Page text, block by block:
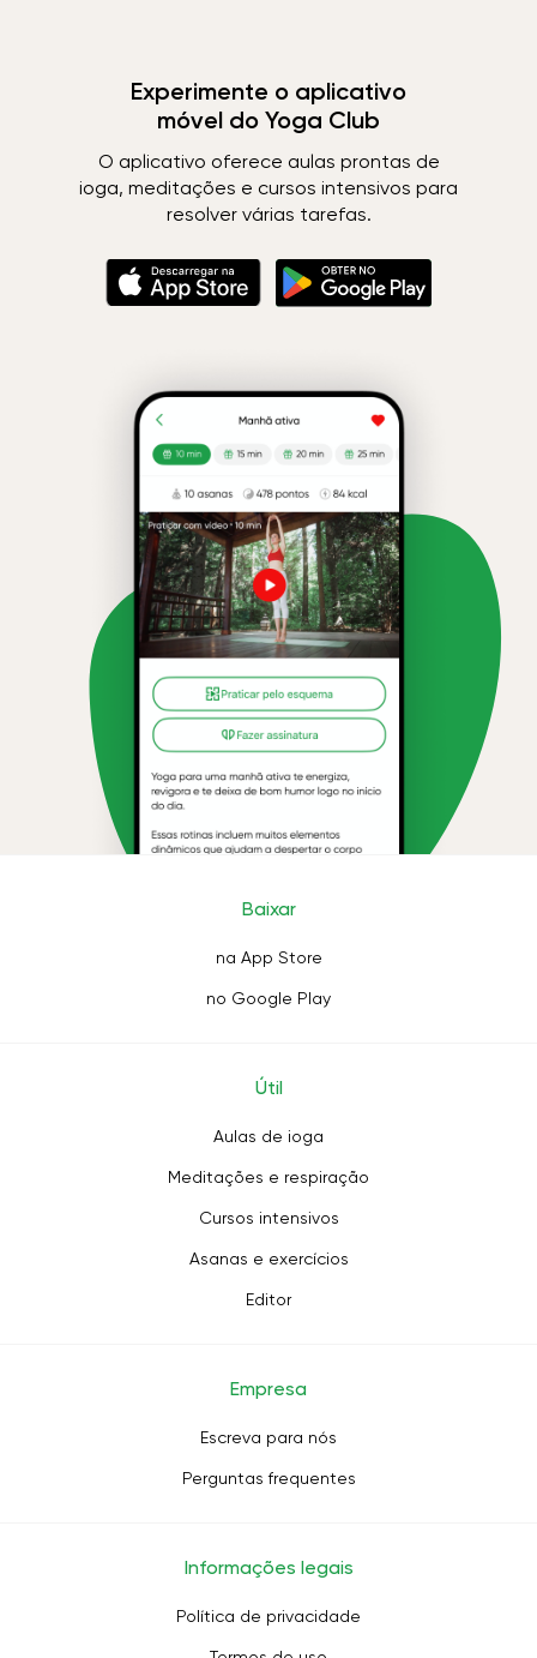
Experimente o aplicativo
móvel do Yoga Club
O aplicativo oferece aulas prontas de
ioga, meditações e cursos intensivos para
resolver várias tarefas.
Baixar
na App Store
no Google Play
Útil
Aulas de ioga
Meditações e respiração
Cursos intensivos
Asanas e exercícios
Editor
Empresa
Escreva para nós
Perguntas frequentes
Informações legais
Política de privacidade